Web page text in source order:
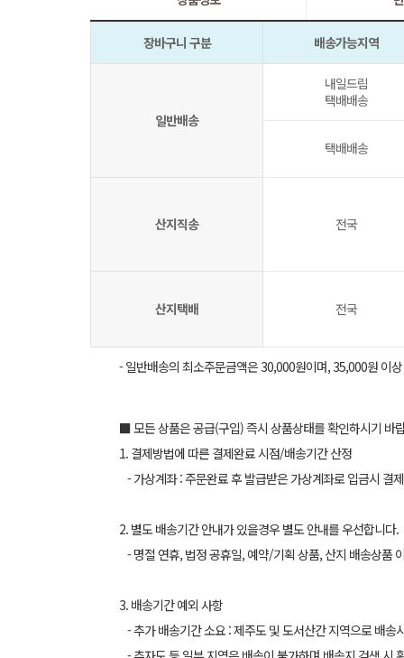
장바구니 구분 배송가능지역
일반배송
내일드림
택배배송
택배배송
산지직송 전국
산지택배 전국
- 일반배송의 최소주문금액은 30,000원이며, 35,000원 이
■ 모든 상품은 공급(구입) 즉시 상품상태를 확인하시기 바
1. 결제방법에 따른 결제완료 시점/배송기간 산정
- 가상계좌 : 주문완료 후 발급받은 가상계좌로 입금시
2. 별도 배송기간 안내가 있을경우 별도 안내를 우선합니다.
- 명절 연휴, 법정 공휴일, 예약/기획 상품, 산지 배송상품
3. 배송기간 예외 사항
- 추가 배송기간 소요 : 제주도 및 도서산간 지역으로 배